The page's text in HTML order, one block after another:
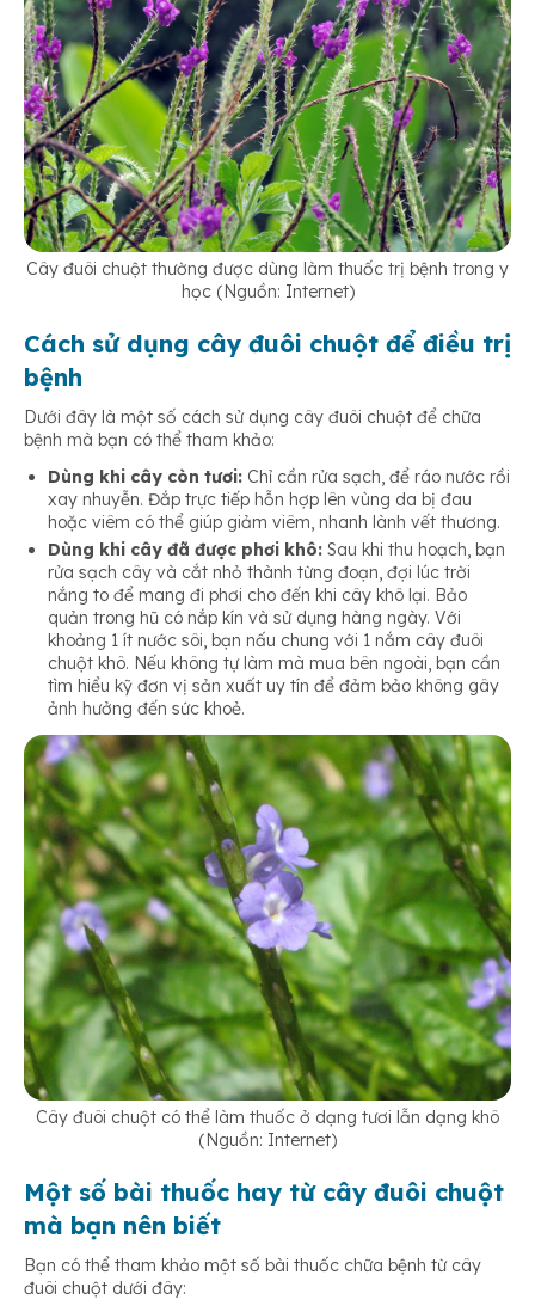
Cây đuôi chuột thường được dùng làm thuốc trị bệnh trong y
học (Nguồn: Internet)
Cách sử dụng cây đuôi chuột để điều trị
bệnh
Dưới đây là một số cách sử dụng cây đuôi chuột để chữa
bệnh mà bạn có thể tham khảo:
Dùng khi cây còn tươi: Chỉ cần rửa sạch, để ráo nước rồi
xay nhuyễn. Đắp trực tiếp hỗn hợp lên vùng da bị đau
hoặc viêm có thể giúp giảm viêm, nhanh lành vết thương.
Dùng khi cây đã được phơi khô: Sau khi thu hoạch, bạn
rửa sạch cây và cắt nhỏ thành từng đoạn, đợi lúc trời
nắng to để mang đi phơi cho đến khi cây khô lại. Bảo
quản trong hũ có nắp kín và sử dụng hàng ngày. Với
khoảng 1 ít nước sôi, bạn nấu chung với 1 nắm cây đuôi
chuột khô. Nếu không tự làm mà mua bên ngoài, bạn cần
tìm hiểu kỹ đơn vị sản xuất uy tín để đảm bảo không gây
ảnh hưởng đến sức khoẻ.
Cây đuôi chuột có thể làm thuốc ở dạng tươi lẫn dạng khô
(Nguồn: Internet)
Một số bài thuốc hay từ cây đuôi chuột
mà bạn nên biết
Bạn có thể tham khảo một số bài thuốc chữa bệnh từ cây
đuôi chuột dưới đây: